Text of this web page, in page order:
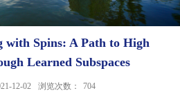
with Spins: A Path to High
Learned Subspaces
12-02 浏览次数： 704